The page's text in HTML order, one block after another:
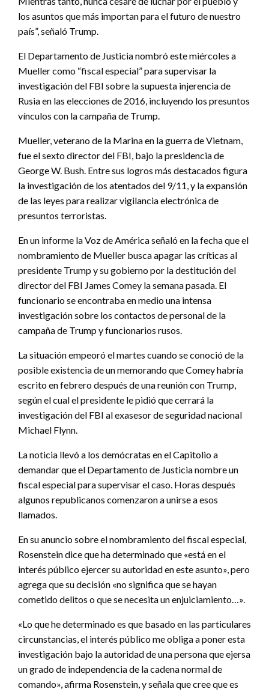
los asuntos que más importan para el futuro de nuestro
país”, señaló Trump.
El Departamento de Justicia nombró este miércoles a
Mueller como “fiscal especial” para supervisar la
investigación del FBI sobre la supuesta injerencia de
Rusia en las elecciones de 2016, incluyendo los presuntos
vínculos con la campaña de Trump.
Mueller, veterano de la Marina en la guerra de Vietnam,
fue el sexto director del FBI, bajo la presidencia de
George W. Bush. Entre sus logros más destacados figura
la investigación de los atentados del 9/11, y la expansión
de las leyes para realizar vigilancia electrónica de
presuntos terroristas.
En un informe la Voz de América señaló en la fecha que el
nombramiento de Mueller busca apagar las críticas al
presidente Trump y su gobierno por la destitución del
director del FBI James Comey la semana pasada. El
funcionario se encontraba en medio una intensa
investigación sobre los contactos de personal de la
campaña de Trump y funcionarios rusos.
La situación empeoró el martes cuando se conoció de la
posible existencia de un memorando que Comey habría
escrito en febrero después de una reunión con Trump,
según el cual el presidente le pidió que cerrará la
investigación del FBI al exasesor de seguridad nacional
Michael Flynn.
La noticia llevó a los demócratas en el Capitolio a
demandar que el Departamento de Justicia nombre un
fiscal especial para supervisar el caso. Horas después
algunos republicanos comenzaron a unirse a esos
llamados.
En su anuncio sobre el nombramiento del fiscal especial,
Rosenstein dice que ha determinado que «está en el
interés público ejercer su autoridad en este asunto», pero
agrega que su decisión «no significa que se hayan
cometido delitos o que se necesita un enjuiciamiento…».
«Lo que he determinado es que basado en las particulares
circunstancias, el interés público me obliga a poner esta
investigación bajo la autoridad de una persona que ejersa
un grado de independencia de la cadena normal de
comando», afirma Rosenstein, y señala que cree que es